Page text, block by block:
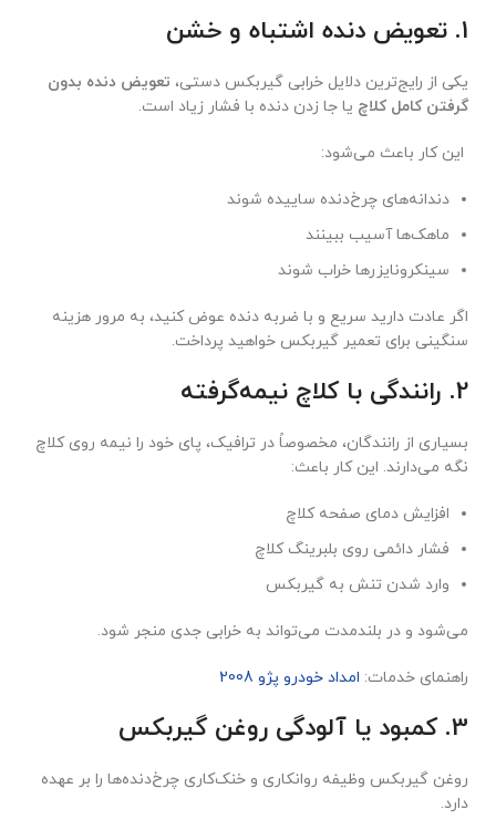
1. تعویض دنده اشتباه و خشن
یکی از رایج‌ترین دلایل خرابی گیربکس دستی، تعویض دنده بدون
گرفتن کامل کلاچ یا جا زدن دنده با فشار زیاد است.
این کار باعث می‌شود:
دندانه‌های چرخ‌دنده ساییده شوند
ماهک‌ها آسیب ببینند
سینکرونایزرها خراب شوند
اگر عادت دارید سریع و با ضربه دنده عوض کنید، به مرور هزینه
سنگینی برای تعمیر گیربکس خواهید پرداخت.
2. رانندگی با کلاچ نیمه‌گرفته
بسیاری از رانندگان، مخصوصاً در ترافیک، پای خود را نیمه روی کلاچ
نگه می‌دارند. این کار باعث:
افزایش دمای صفحه کلاچ
فشار دائمی روی بلبرینگ کلاچ
وارد شدن تنش به گیربکس
می‌شود و در بلندمدت می‌تواند به خرابی جدی منجر شود.
راهنمای خدمات: امداد خودرو پژو 2008
3. کمبود یا آلودگی روغن گیربکس
روغن گیربکس وظیفه روانکاری و خنک‌کاری چرخ‌دنده‌ها را بر عهده
دارد.